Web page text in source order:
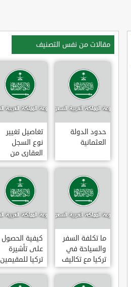
مقالات من نفس التصنيف
حدود الدولة
العثمانية
تغاصيل تغيير
نوع السجل
العقارى من
تجارى إلى
سكنى فى
تركيا
ما تكلفة السفر
والسياحة في
تركيا مع تكاليف
الاقامة
كيفية الحصول
على تأشيرة
تركيا للمقيمين
بالسعودية
2020